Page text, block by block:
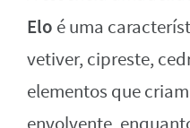
Elo é uma
vetiver, cipreste,
elementos que